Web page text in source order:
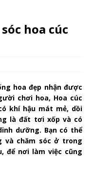
hoa cúc
hoa đẹp nhận được
chơi hoa, Hoa cúc
khí hậu mát mẻ, dồi
là đất tơi xốp và có
dưỡng. Bạn có thể
và chăm sóc ở trong
để nơi làm việc cũng